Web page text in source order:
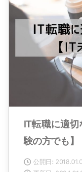
IT転職に適
験の方でも】
公開日: